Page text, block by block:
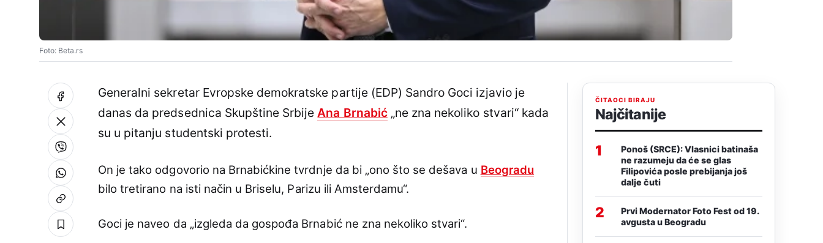
Foto: Beta.rs
Generalni sekretar Evropske demokratske partije (EDP) Sandro Goci izjavio je
danas da predsednica Skupštine SrbijeAna Brnabić„ne zna nekoliko stvari“ kada
su u pitanju studentski protesti.
On je tako odgovorio na Brnabićkine tvrdnje da bi „ono što se dešava u Beogradu
bilo tretirano na isti način u Briselu, Parizu ili Amsterdamu“.
Goci je naveo da „izgleda da gospođa Brnabić ne zna nekoliko stvari“.
ČITAOCI BIRAJU
Najčitanije
1
Ponoš (SRCE): Vlasnici batinaša
ne razumeju da će se glas
Filipovića posle prebijanja još
dalje čuti
2
Prvi Modernator Foto Fest od 19.
avgusta u Beogradu